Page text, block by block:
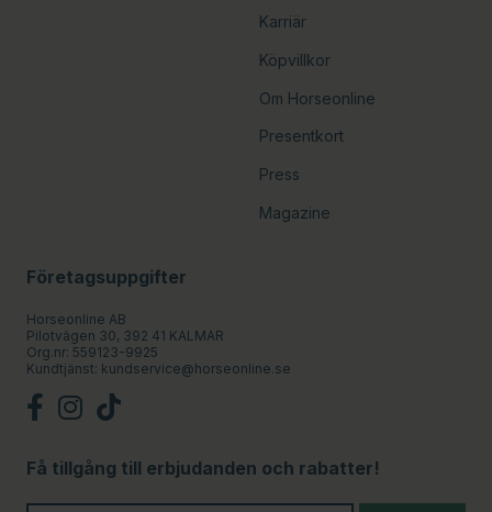
Karriär
Köpvillkor
Om Horseonline
Presentkort
Press
Magazine
Företagsuppgifter
Horseonline AB
Pilotvägen 30, 392 41 KALMAR
Org.nr: 559123-9925
Kundtjänst: kundservice@horseonline.se
Få tillgång till erbjudanden och rabatter!